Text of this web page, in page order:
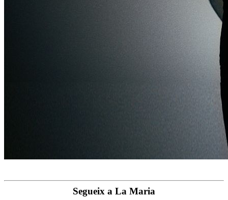
Segueix a La Maria